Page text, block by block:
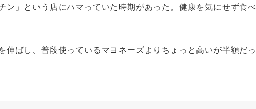
ン」という店にハマっていた時期があった。健康を気にせず食
伸ばし、普段使っているマヨネーズよりちょっと高いが半額だ